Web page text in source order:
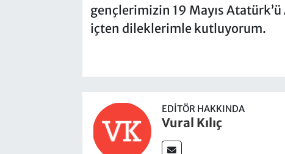
gençlerimizin 19 Mayıs Atatürk’ü
içten dileklerimle kutluyorum.
EDITÖR HAKKINDA
Vural Kılıç